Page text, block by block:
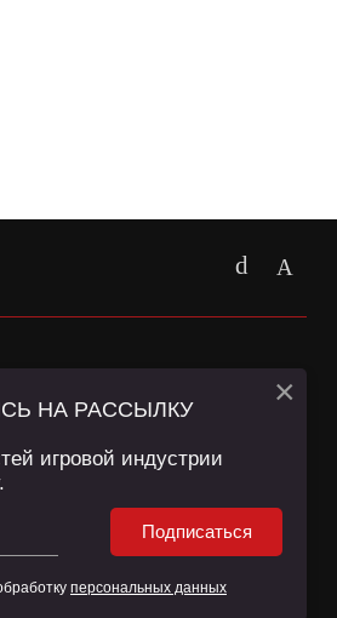
сайта и сервис «Яндекс
и
НА РАССЫЛКУ
игровой индустрии
Подписаться
персональных данных
×